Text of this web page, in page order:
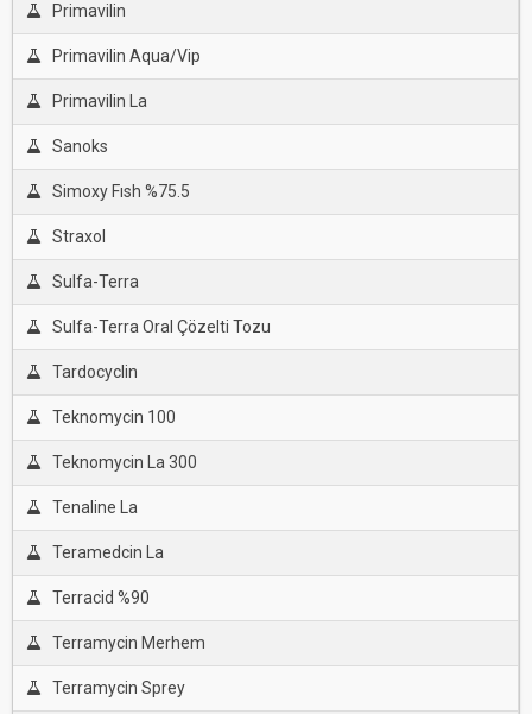
Primavilin
Primavilin Aqua/Vip
Primavilin La
Sanoks
Simoxy Fısh %75.5
Straxol
Sulfa-Terra
Sulfa-Terra Oral Çözelti Tozu
Tardocyclin
Teknomycin 100
Teknomycin La 300
Tenaline La
Teramedcin La
Terracid %90
Terramycin Merhem
Terramycin Sprey